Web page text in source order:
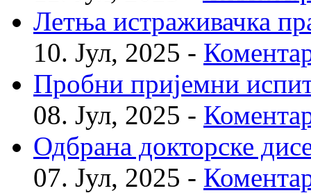
Летња истраживачка
10. Јул, 2025 -
Пробни пријемни
08. Јул, 2025 -
Одбрана докторске
07. Јул, 2025 -